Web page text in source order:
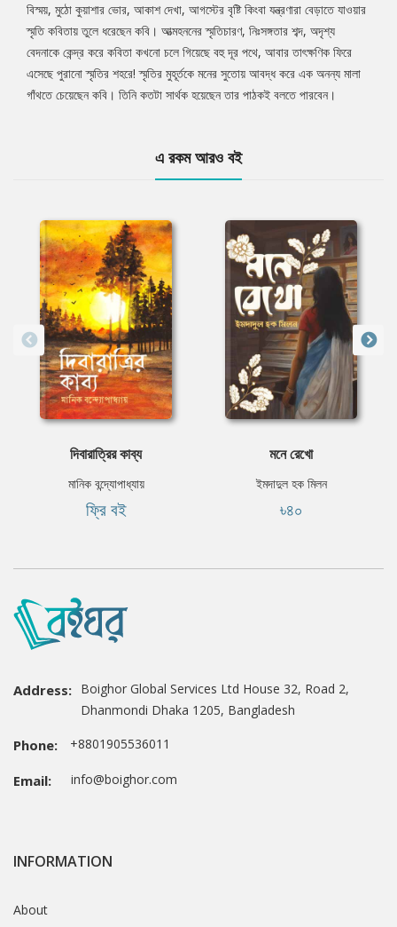
Article
বিস্ময়, মুঠো কুয়াশার ভোর, আকাশ দেখা, আগস্টের বৃষ্টি কিংবা যন্ত্রণারা বেড়াতে যাওয়ার
স্মৃতি কবিতায় তুলে ধরেছেন কবি। আত্মহননের স্মৃতিচারণ, নিঃসঙ্গতার শব্দ, অদৃশ্য
বেদনাকে কেন্দ্র করে কবিতা কখনো চলে গিয়েছে বহু দূর পথে, আবার তাৎক্ষণিক ফিরে
এসেছে পুরানো স্মৃতির শহরে! স্মৃতির মুহূর্তকে মনের সুতোয় আবদ্ধ করে এক অনন্য মালা
গাঁথতে চেয়েছেন কবি। তিনি কতটা সার্থক হয়েছেন তার পাঠকই বলতে পারবেন।
এ রকম আরও বই
দিবারাত্রির কাব্য
মানিক বন্দ্যোপাধ্যায়
ফ্রি বই
মনে রেখো
ইমদাদুল হক মিলন
৳৪০
Address: Boighor Global Services Ltd House 32, Road 2,
Dhanmondi Dhaka 1205, Bangladesh
Phone: +8801905536011
Email: info@boighor.com
INFORMATION
About